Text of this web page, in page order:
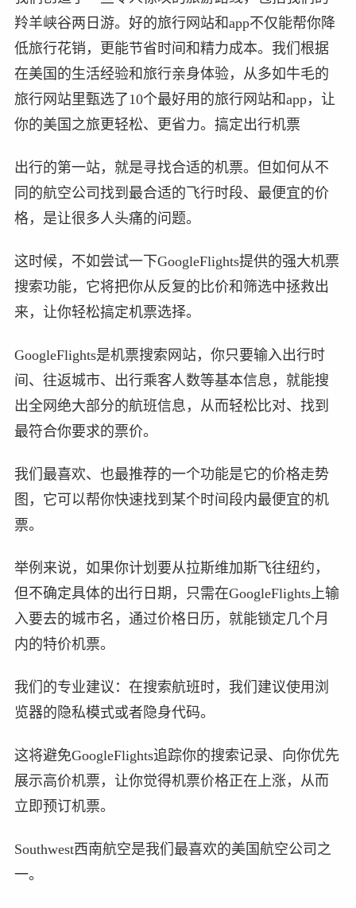
羚羊峡谷两日游。好的旅行网站和app不仅能帮你降
低旅行花销，更能节省时间和精力成本。我们根据
在美国的生活经验和旅行亲身体验，从多如牛毛的
旅行网站里甄选了10个最好用的旅行网站和app，让
你的美国之旅更轻松、更省力。搞定出行机票
出行的第一站，就是寻找合适的机票。但如何从不
同的航空公司找到最合适的飞行时段、最便宜的价
格，是让很多人头痛的问题。
这时候，不如尝试一下GoogleFlights提供的强大机票
搜索功能，它将把你从反复的比价和筛选中拯救出
来，让你轻松搞定机票选择。
GoogleFlights是机票搜索网站，你只要输入出行时
间、往返城市、出行乘客人数等基本信息，就能搜
出全网绝大部分的航班信息，从而轻松比对、找到
最符合你要求的票价。
我们最喜欢、也最推荐的一个功能是它的价格走势
图，它可以帮你快速找到某个时间段内最便宜的机
票。
举例来说，如果你计划要从拉斯维加斯飞往纽约，
但不确定具体的出行日期，只需在GoogleFlights上输
入要去的城市名，通过价格日历，就能锁定几个月
内的特价机票。
我们的专业建议：在搜索航班时，我们建议使用浏
览器的隐私模式或者隐身代码。
这将避免GoogleFlights追踪你的搜索记录、向你优先
展示高价机票，让你觉得机票价格正在上涨，从而
立即预订机票。
Southwest西南航空是我们最喜欢的美国航空公司之
一。